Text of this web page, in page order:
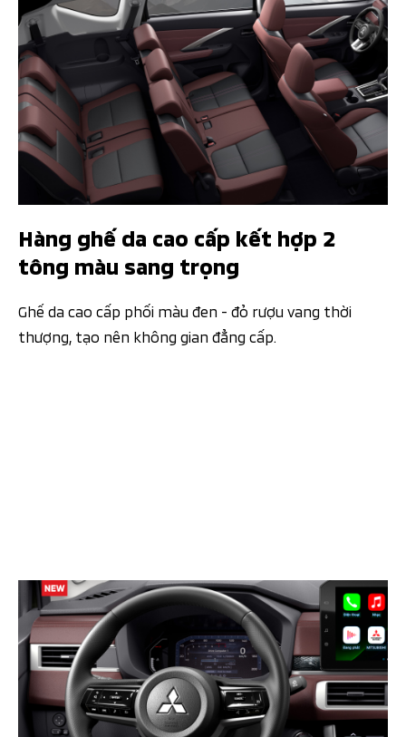
Hàng ghế da cao cấp kết hợp 2
tông màu sang trọng​​ ​​
Ghế da cao cấp phối màu đen - đỏ rượu vang thời
thượng, tạo nên không gian đẳng cấp.​​